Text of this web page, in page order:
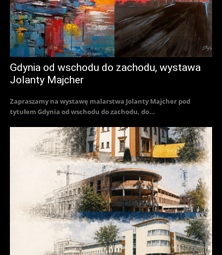
Gdynia od wschodu do zachodu, wystawa
Jolanty Majcher
Zapraszamy na wystawę malarstwa Jolanty Majcher pod
tytułem Gdynia od wschodu do zachodu, do...